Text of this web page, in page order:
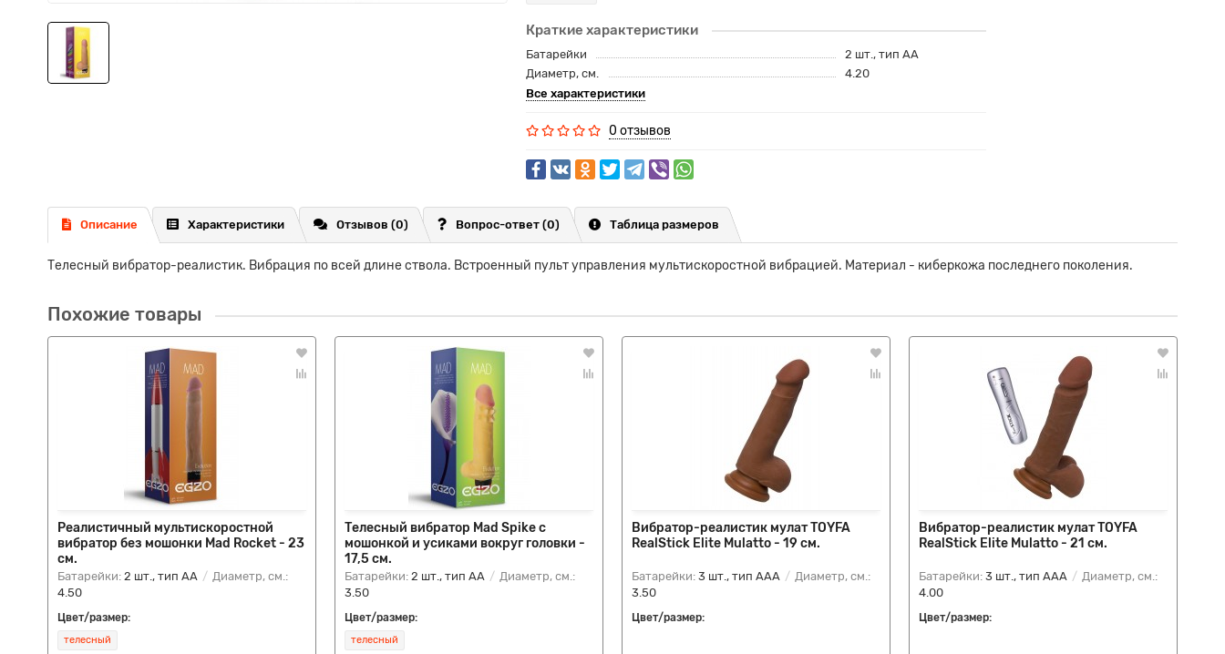
Краткие характеристики
Батарейки
2 шт., тип AA
Диаметр, см.
4.20
Все характеристики
0 отзывов
Описание Характеристики Отзывов (0) Вопрос-ответ (0) Таблица размеров
Телесный вибратор-реалистик. Вибрация по всей длине ствола. Встроенный пульт управления мультискоростной вибрацией. Материал - киберкожа последнего поколения.
Похожие товары
Реалистичный мультискоростной
вибратор без мошонки Mad Rocket - 23
см.
Батарейки: 2 шт., тип AA
Диаметр, см.:
4.50
Цвет/размер:
телесный
Телесный вибратор Mad Spike с
мошонкой и усиками вокруг головки -
17,5 см.
Батарейки: 2 шт., тип AA
Диаметр, см.:
3.50
Цвет/размер:
телесный
Вибратор-реалистик мулат TOYFA
RealStick Elite Mulatto - 19 см.
Батарейки: 3 шт., тип AAA
Диаметр, см.:
3.50
Цвет/размер:
Вибратор-реалистик мулат TOYFA
RealStick Elite Mulatto - 21 см.
Батарейки: 3 шт., тип AAA
Диаметр, см.:
4.00
Цвет/размер: